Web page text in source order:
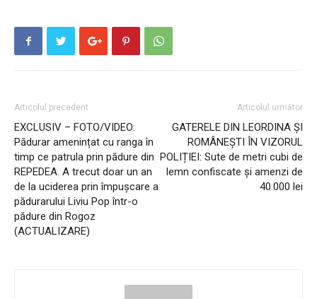
Articolul precedent
EXCLUSIV – FOTO/VIDEO:
Pădurar amenințat cu ranga în
timp ce patrula prin pădure din
REPEDEA. A trecut doar un an
de la uciderea prin împușcare a
pădurarului Liviu Pop într-o
pădure din Rogoz
(ACTUALIZARE)
Articolul următor
GATERELE DIN LEORDINA ȘI
ROMÂNEȘTI ÎN VIZORUL
POLIȚIEI: Sute de metri cubi de
lemn confiscate și amenzi de
40.000 lei